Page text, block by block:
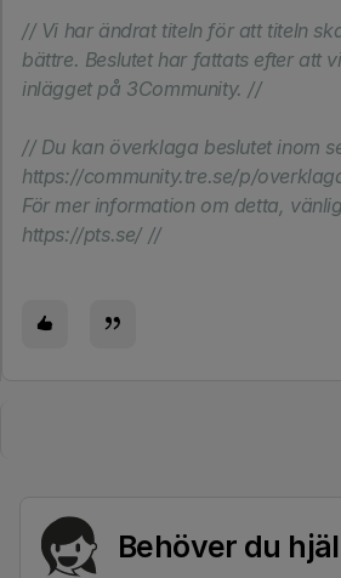
// Vi har ändrat titeln för att titeln
bättre. Beslutet har fattats efter att
inlägget på 3Community. //
// Du kan överklaga beslutet inom
https://community.tre.se/p/
För mer information om detta,
https://pts.se/ //
Behöver du